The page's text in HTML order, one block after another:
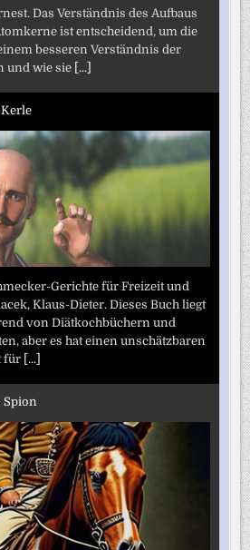
Das Verständnis des Aufbaus
ist entscheidend, um die
besseren Verständnis der
und wie sie [...]
Gerichte für Freizeit und
Klaus-Dieter. Dieses Buch liegt
von Diätkochbüchern und
aber es hat einen unschätzbaren
für [...]
Spion